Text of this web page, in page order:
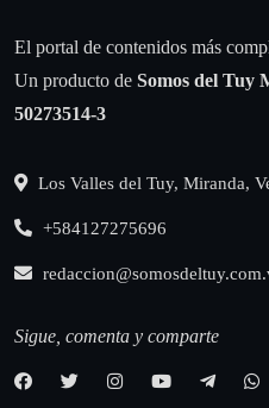
El portal de contenidos más
Un producto de Somos del Tuy
50273514-3
Los Valles del Tuy, Miranda,
+584127275696
Sigue, comenta y comparte